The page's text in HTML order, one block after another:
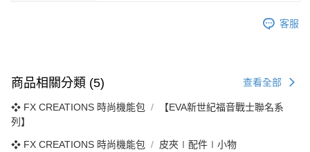
客服
商品相關分類 (5) 查看全部
❖ FX CREATIONS 時尚機能包
【EVA新世紀福音戰士聯名系
列】
❖ FX CREATIONS 時尚機能包 皮夾∣配件∣小物